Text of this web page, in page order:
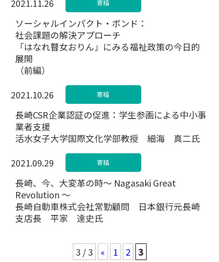
2021.11.26
寄稿
ソーシャルインパクト・ボンド：
社会課題の解決アプローチ
「はなれ瞽女おりん」にみる福祉政策の今日的
展開
（前編）
2021.10.26
寄稿
長崎CSR企業認証の促進：学生参画による中小事
業者支援
活水女子大学国際文化学部教授 細海 真二氏
2021.09.29
寄稿
長崎、今、大変革の時～ Nagasaki Great
Revolution ～
長崎自動車株式会社常勤顧問 日本銀行元長崎
支店長 平家 達史氏
3 / 3 « 1 2 3